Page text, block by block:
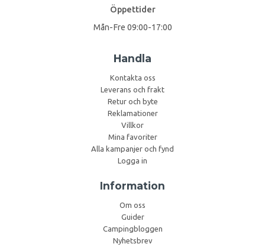
Öppettider
Mån-Fre 09:00-17:00
Handla
Kontakta oss
Leverans och frakt
Retur och byte
Reklamationer
Villkor
Mina favoriter
Alla kampanjer och fynd
Logga in
Information
Om oss
Guider
Campingbloggen
Nyhetsbrev